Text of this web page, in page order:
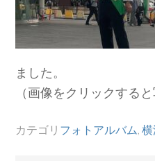
ました。
（画像をクリックする
カテゴリ フォトアルバム ,